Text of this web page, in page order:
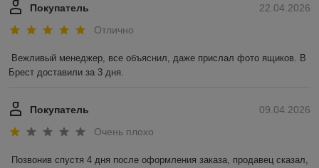
22.04.2026
Покупатель
Отлично
Вежливый менеджер, все объяснил, даже прислал фото ящиков. В
Брест доставили за 3 дня.
09.04.2026
Покупатель
Очень плохо
Позвонив спустя 4 дня после оформления заказа, продавец сказал,